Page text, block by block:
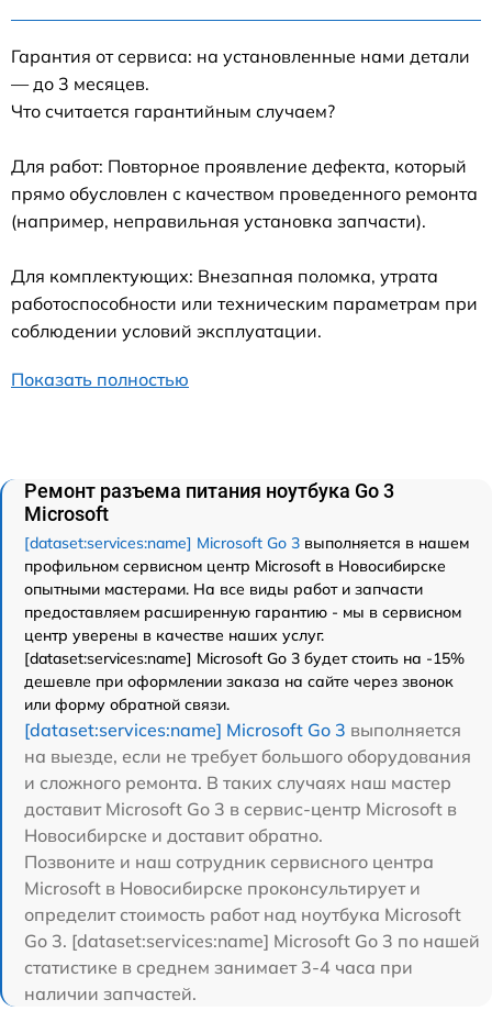
Гарантия от сервиса: на установленные нами детали
— до 3 месяцев.
Что считается гарантийным случаем?
Для работ: Повторное проявление дефекта, который
прямо обусловлен с качеством проведенного ремонта
(например, неправильная установка запчасти).
Для комплектующих: Внезапная поломка, утрата
работоспособности или техническим параметрам при
соблюдении условий эксплуатации.
Показать полностью
Ремонт разъема питания ноутбука Go 3
Microsoft
[dataset:services:name] Microsoft Go 3 выполняется в нашем
профильном сервисном центр Microsoft в Новосибирске
опытными мастерами. На все виды работ и запчасти
предоставляем расширенную гарантию - мы в сервисном
центр уверены в качестве наших услуг.
[dataset:services:name] Microsoft Go 3 будет стоить на -15%
дешевле при оформлении заказа на сайте через звонок
или форму обратной связи.
[dataset:services:name] Microsoft Go 3 выполняется
на выезде, если не требует большого оборудования
и сложного ремонта. В таких случаях наш мастер
доставит Microsoft Go 3 в сервис-центр Microsoft в
Новосибирске и доставит обратно.
Позвоните и наш сотрудник сервисного центра
Microsoft в Новосибирске проконсультирует и
определит стоимость работ над ноутбука Microsoft
Go 3. [dataset:services:name] Microsoft Go 3 по нашей
статистике в среднем занимает 3-4 часа при
наличии запчастей.